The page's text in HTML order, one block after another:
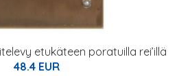
etukäteen poratuilla rei’illä
48.4 EUR